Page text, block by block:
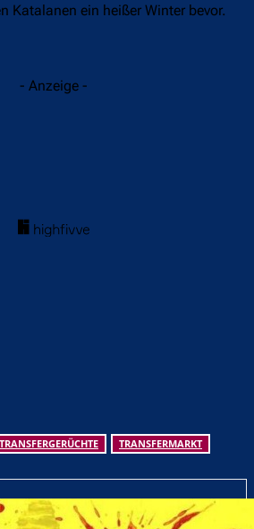
Katalanen ein heißer Winter bevor.
- Anzeige -
TRANSFERGERÜCHTE TRANSFERMARKT